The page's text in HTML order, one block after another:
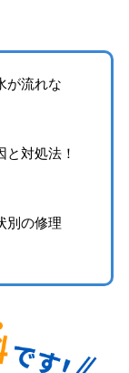
が流れな
と対処法！
別の修理